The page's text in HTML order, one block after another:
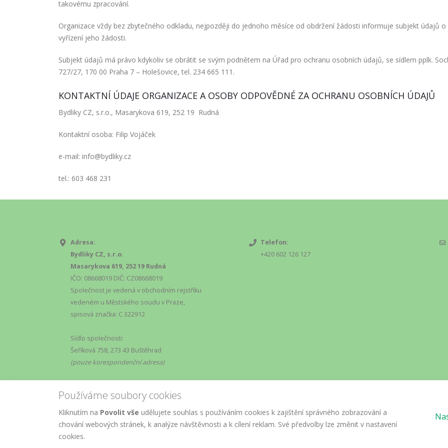
Používáme soubory cookies
Kliknutím na Povolit vše udělujete souhlas s používáním cookies k zajištění správného zobrazování a
chování webových stránek, k analýze návštěvnosti a k cílení reklam. Své předvolby lze změnit v nastavení
cookies.
takovému zpracování.
Organizace vždy bez zbytečného odkladu, nejpozději do jednoho měsíce od obdržení žádosti informuje subjekt údajů o
vyřízení jeho žádosti.
Subjekt údajů má právo kdykoliv se obrátit se svým podnětem na Úřad pro ochranu osobních údajů, se sídlem pplk.
727/27, 170 00 Praha 7 – Holešovice, tel. 234 665 111.
KONTAKTNÍ ÚDAJE ORGANIZACE A OSOBY ODPOVĚDNÉ ZA OCHRANU OSOBNÍCH ÚDAJŮ
Bydliky CZ, s.r.o., Masarykova 619, 252 19 Rudná
Kontaktní osoba: Filip Vojáček
e-mail: info@bydliky.cz
tel.: 603 468 231
Adresa:
Bydliky CZ, s.r.o.
Masarykova 619, 252 19 Rudná
IČO: 08668019 DIČ: CZ08668019
Společnost je vedená v obchodním rejstříku
vedeném u Městského soudu v Praze,
spisová značka: C 322912
Sídlo společnosti:
Šeříková 758, 273 43 Buštěhrad
(pouze korespondenční adresa)
Telefon:
+420 602 126 127
© CopyrightAM 2019.Marketing, All Rights Reserved.GDPR